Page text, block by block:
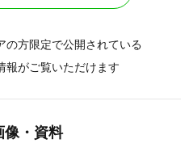
の方限定で公開されている
報がご覧いただけます
像・資料